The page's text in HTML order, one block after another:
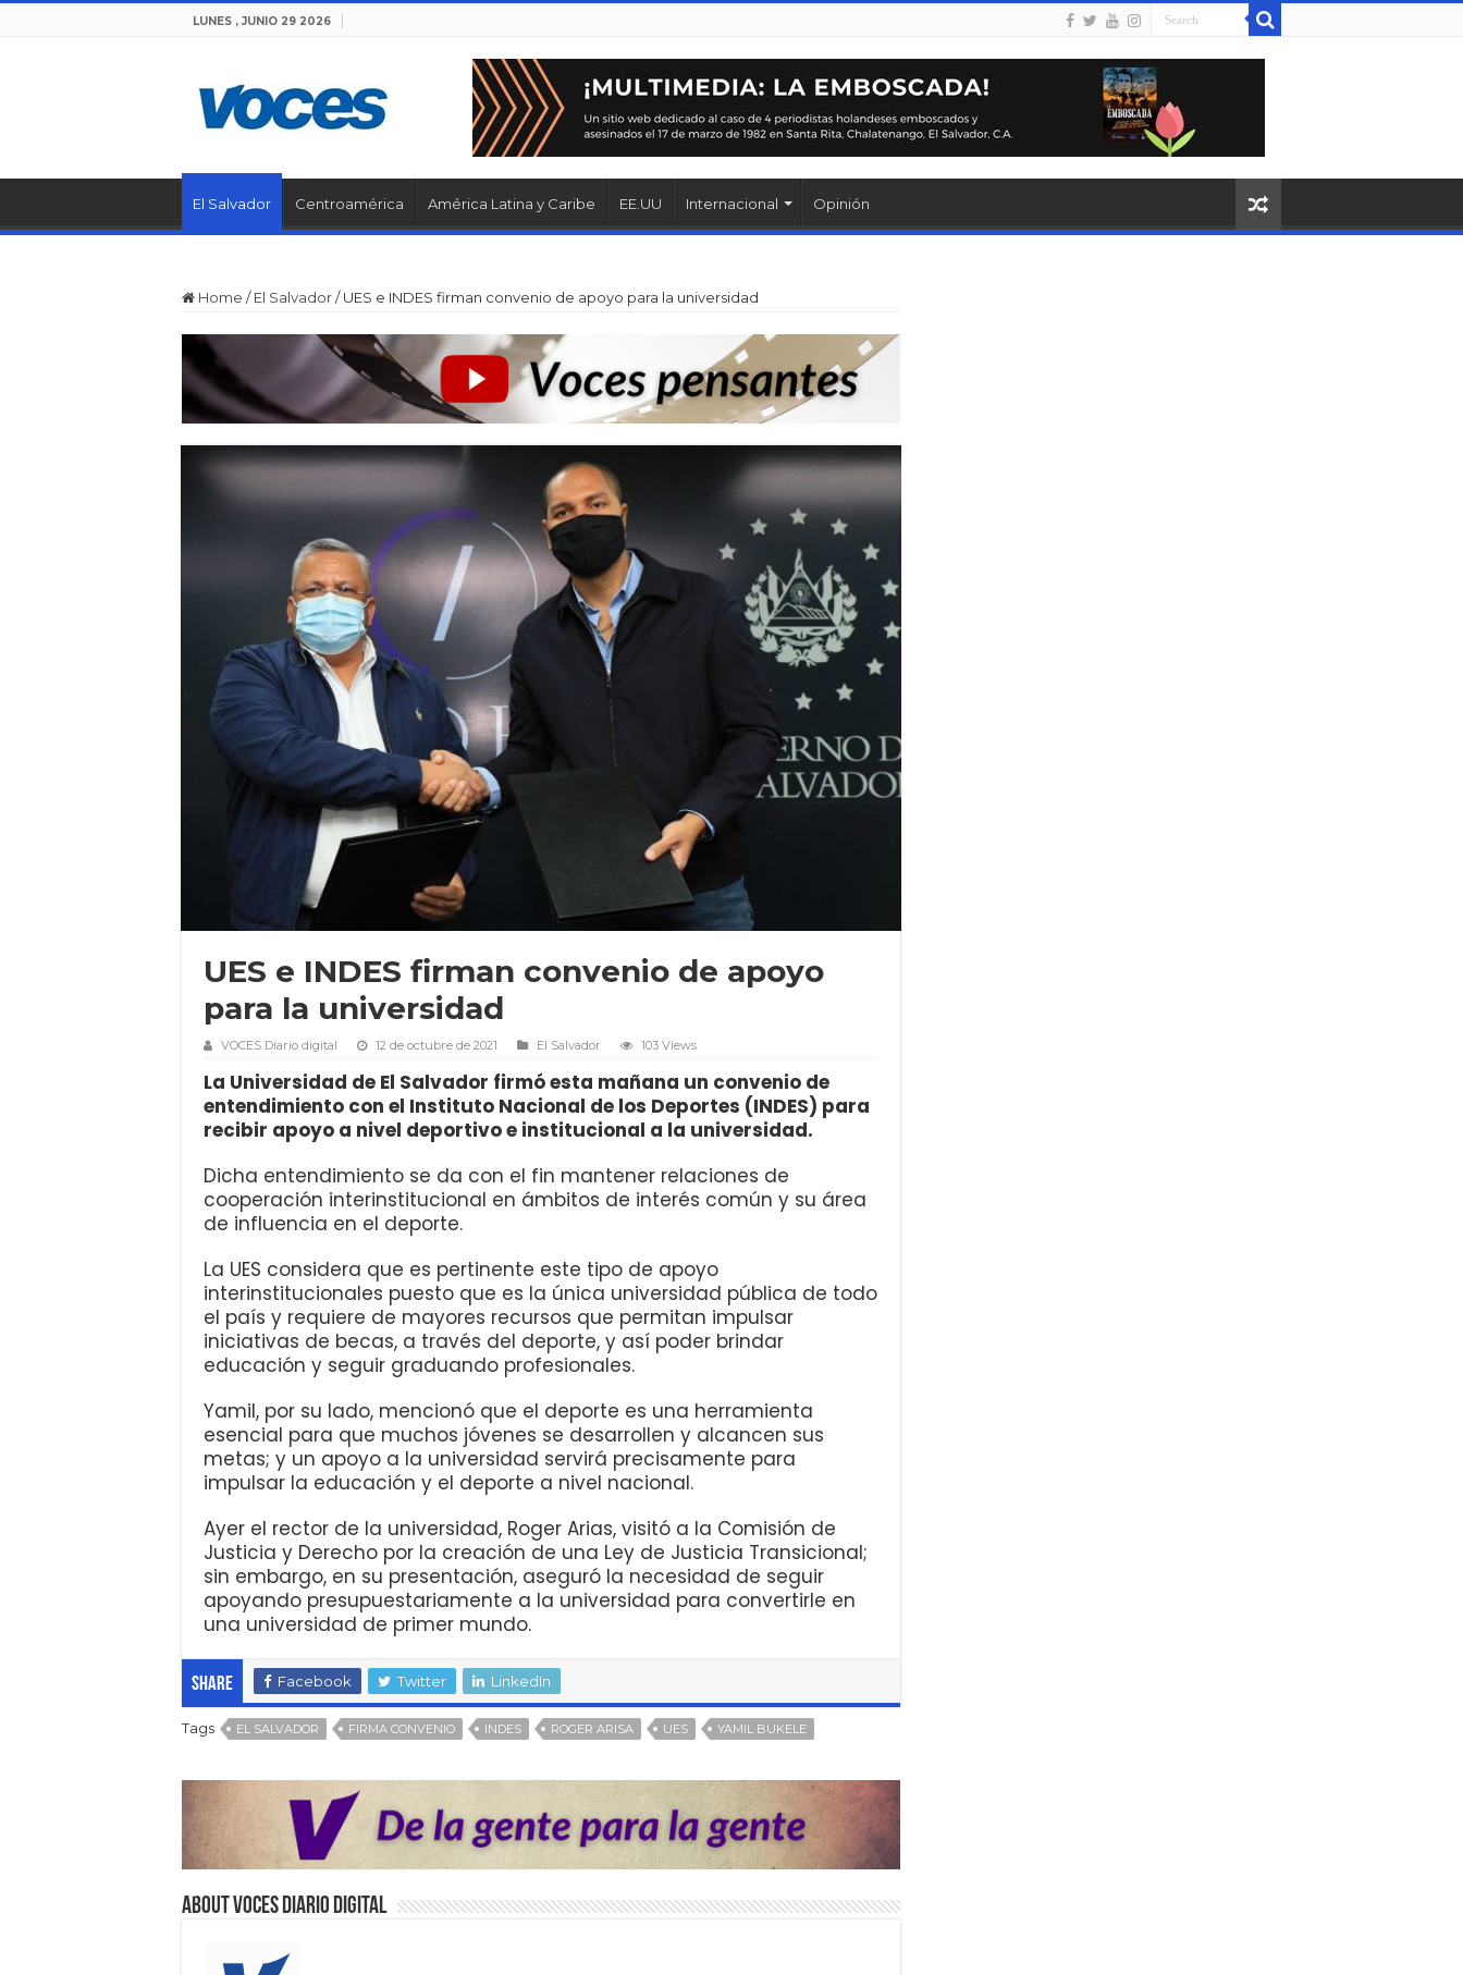
LUNES , JUNIO 29 2026
El Salvador Centroamérica América Latina y Caribe EE.UU Internacional Opinión
Home / El Salvador/ UES e INDES firman convenio de apoyo para la universidad
UES e INDES firman convenio de apoyo
para la universidad
VOCES Diario digital 12 de octubre de 2021 El Salvador 103 Views
La Universidad de El Salvador firmó esta mañana un convenio de
entendimiento con el Instituto Nacional de los Deportes (INDES) para
recibir apoyo a nivel deportivo e institucional a la universidad.
Dicha entendimiento se da con el fin mantener relaciones de
cooperación interinstitucional en ámbitos de interés común y su área
de influencia en el deporte.
La UES considera que es pertinente este tipo de apoyo
interinstitucionales puesto que es la única universidad pública de todo
el país y requiere de mayores recursos que permitan impulsar
iniciativas de becas, a través del deporte, y así poder brindar
educación y seguir graduando profesionales.
Yamil, por su lado, mencionó que el deporte es una herramienta
esencial para que muchos jóvenes se desarrollen y alcancen sus
metas; y un apoyo a la universidad servirá precisamente para
impulsar la educación y el deporte a nivel nacional.
Ayer el rector de la universidad, Roger Arias, visitó a la Comisión de
Justicia y Derecho por la creación de una Ley de Justicia Transicional;
sin embargo, en su presentación, aseguró la necesidad de seguir
apoyando presupuestariamente a la universidad para convertirle en
una universidad de primer mundo.
Share Facebook Twitter LinkedIn
Tags EL SALVADOR FIRMA CONVENIO INDES ROGER ARISA UES YAMIL BUKELE
About VOCES Diario digital